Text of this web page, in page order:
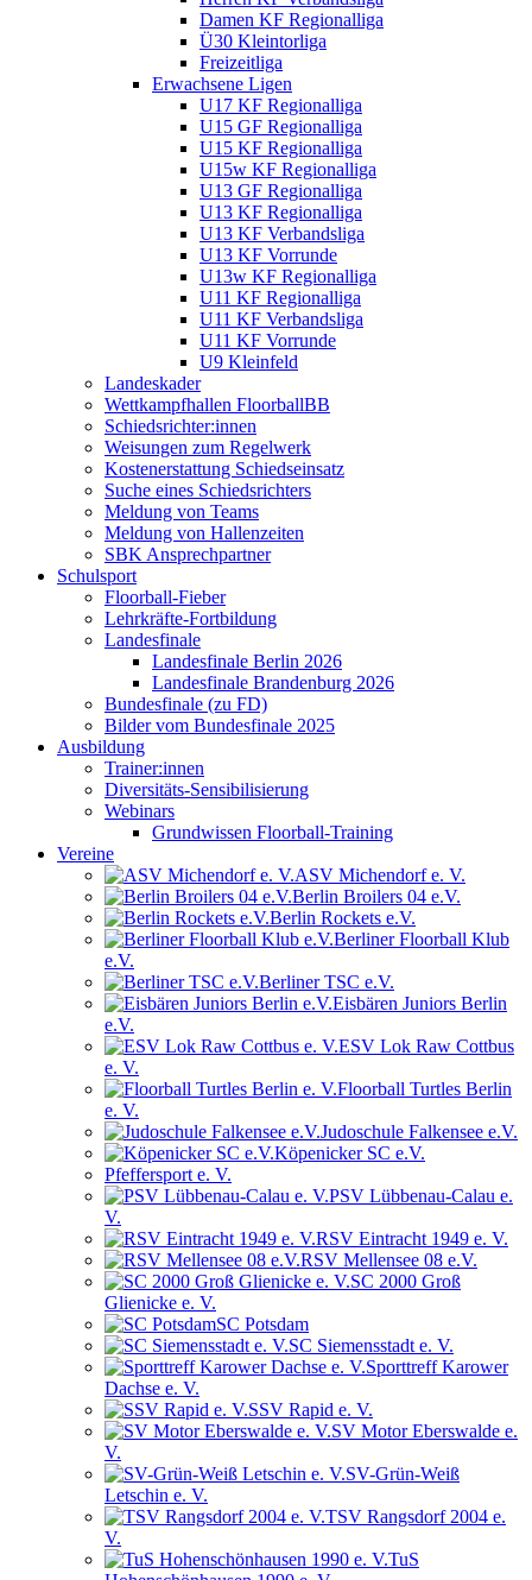
Damen KF Regionalliga
Ü30 Kleintorliga
Freizeitliga
Erwachsene Ligen
U17 KF Regionalliga
U15 GF Regionalliga
U15 KF Regionalliga
U15w KF Regionalliga
U13 GF Regionalliga
U13 KF Regionalliga
U13 KF Verbandsliga
U13 KF Vorrunde
U13w KF Regionalliga
U11 KF Regionalliga
U11 KF Verbandsliga
U11 KF Vorrunde
U9 Kleinfeld
Landeskader
Wettkampfhallen FloorballBB
Schiedsrichter:innen
Weisungen zum Regelwerk
Kostenerstattung Schiedseinsatz
Suche eines Schiedsrichters
Meldung von Teams
Meldung von Hallenzeiten
SBK Ansprechpartner
Schulsport
Floorball-Fieber
Lehrkräfte-Fortbildung
Landesfinale
Landesfinale Berlin 2026
Landesfinale Brandenburg 2026
Bundesfinale (zu FD)
Bilder vom Bundesfinale 2025
Ausbildung
Trainer:innen
Diversitäts-Sensibilisierung
Webinars
Grundwissen Floorball-Training
Vereine
ASV Michendorf e. V.
Berlin Broilers 04 e.V.
Berlin Rockets e.V.
Berliner Floorball Klub
e.V.
Berliner TSC e.V.
Eisbären Juniors Berlin
e.V.
ESV Lok Raw Cottbus
e. V.
Floorball Turtles Berlin
e. V.
Judoschule Falkensee e.V.
Köpenicker SC e.V.
Pfeffersport e. V.
PSV Lübbenau-Calau e.
V.
RSV Eintracht 1949 e. V.
RSV Mellensee 08 e.V.
SC 2000 Groß
Glienicke e. V.
SC Potsdam
SC Siemensstadt e. V.
Sporttreff Karower
Dachse e. V.
SSV Rapid e. V.
SV Motor Eberswalde e.
V.
SV-Grün-Weiß
Letschin e. V.
TSV Rangsdorf 2004 e.
V.
TuS